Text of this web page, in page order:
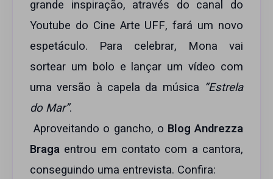
grande inspiração, através do canal do
Youtube do Cine Arte UFF, fará um novo
espetáculo. Para celebrar, Mona vai
sortear um bolo e lançar um vídeo com
uma versão à capela da música “Estrela
do Mar”.
Aproveitando o gancho, o Blog Andrezza
Braga entrou em contato com a cantora,
conseguindo uma entrevista. Confira: